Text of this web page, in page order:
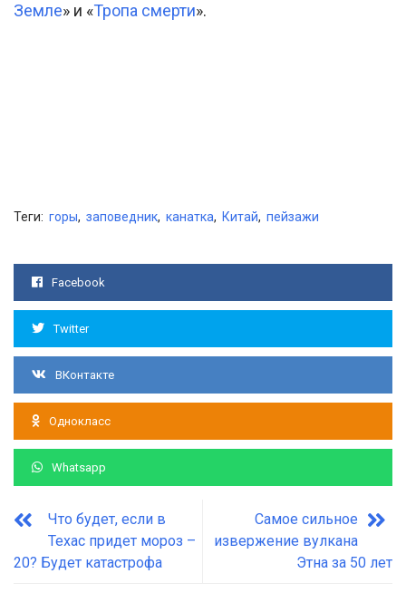
Земле» и «Тропа смерти».
Теги: горы, заповедник, канатка, Китай, пейзажи
Facebook
Twitter
ВКонтакте
Однокласс
Whatsapp
Что будет, если в
Техас придет мороз –
20? Будет катастрофа
Самое сильное
извержение вулкана
Этна за 50 лет